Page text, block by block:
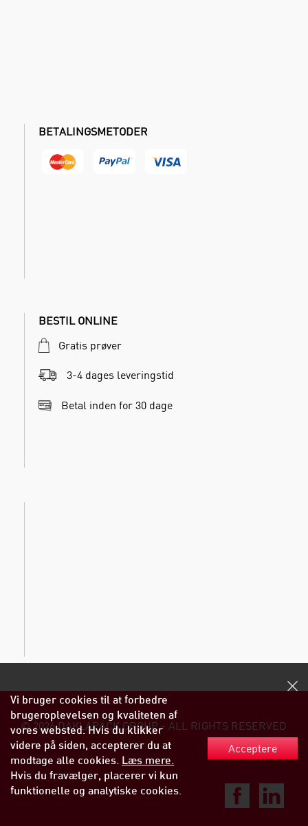
BETALINGSMETODER
BESTIL ONLINE
Gratis prøver
3-4 dages leveringstid
Betal inden for 30 dage
© 2026 DAKLAPACK GROUP - ALL RIGHTS RESERVED
Vi bruger cookies til at forbedre
brugeroplevelsen og kvaliteten af
vores websted. Hvis du klikker
videre på siden, accepterer du at
modtage alle cookies. Læs mere.
Hvis du fravælger, placerer vi kun
funktionelle og analytiske cookies.
Acceptere